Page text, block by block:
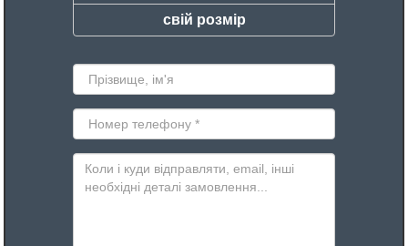
свій розмір